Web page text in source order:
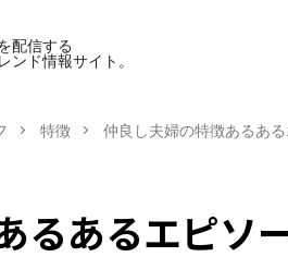
配信する
ンド情報サイト。
特徴 仲良し夫婦の特徴あるあ
るあるエピソ